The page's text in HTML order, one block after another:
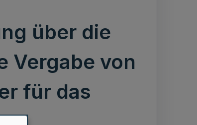
über die
Vergabe von
für das